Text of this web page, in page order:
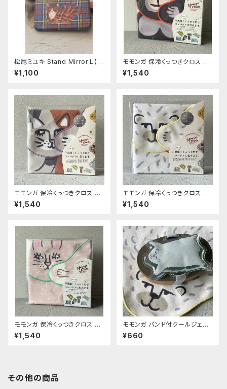
松尾ミユキ Stand Mirror L【M
aron】
¥1,100
モモンガ 保冷くっつきクロス ゴ
リ
¥1,540
モモンガ 保冷くっつきクロス ミ
ケ
¥1,540
モモンガ 保冷くっつきクロス シ
ロクマ
¥1,540
モモンガ 保冷くっつきクロス ウ
サ
¥1,540
モモンガ バンド付クールジェル
シロクマ
¥660
その他の商品